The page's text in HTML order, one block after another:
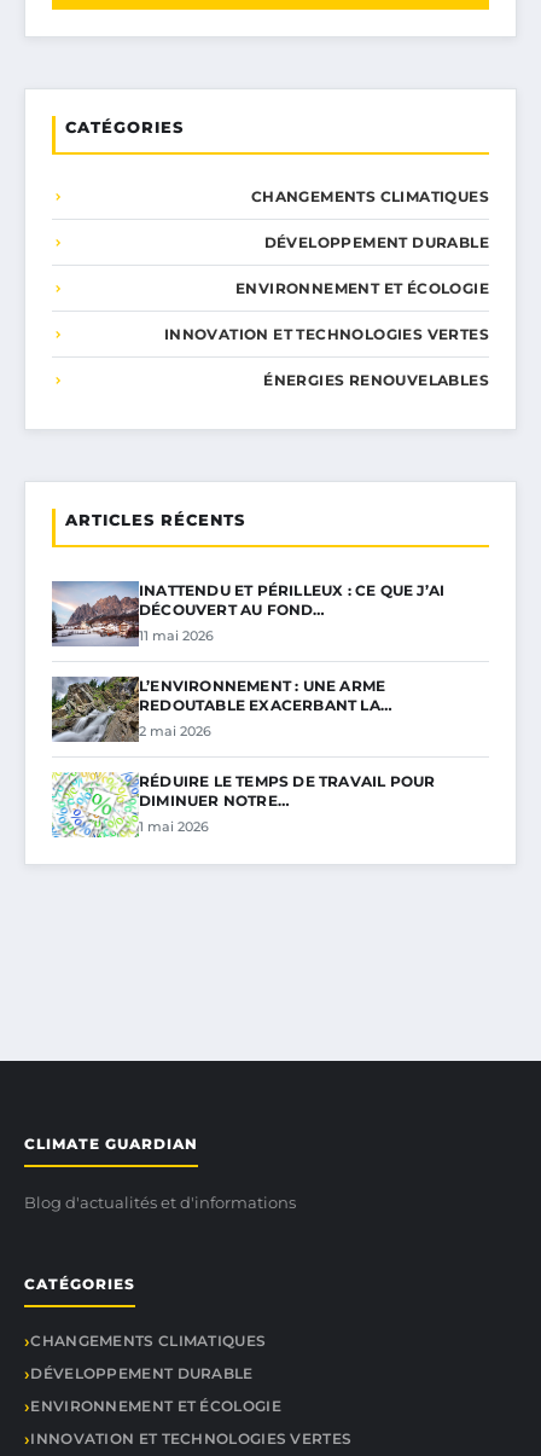
CATÉGORIES
CHANGEMENTS CLIMATIQUES
DÉVELOPPEMENT DURABLE
ENVIRONNEMENT ET ÉCOLOGIE
INNOVATION ET TECHNOLOGIES VERTES
ÉNERGIES RENOUVELABLES
ARTICLES RÉCENTS
INATTENDU ET PÉRILLEUX : CE QUE J’AI
DÉCOUVERT AU FOND…
11 mai 2026
L’ENVIRONNEMENT : UNE ARME
REDOUTABLE EXACERBANT LA…
2 mai 2026
RÉDUIRE LE TEMPS DE TRAVAIL POUR
DIMINUER NOTRE…
1 mai 2026
CLIMATE GUARDIAN
Blog d'actualités et d'informations
CATÉGORIES
CHANGEMENTS CLIMATIQUES
DÉVELOPPEMENT DURABLE
ENVIRONNEMENT ET ÉCOLOGIE
INNOVATION ET TECHNOLOGIES VERTES